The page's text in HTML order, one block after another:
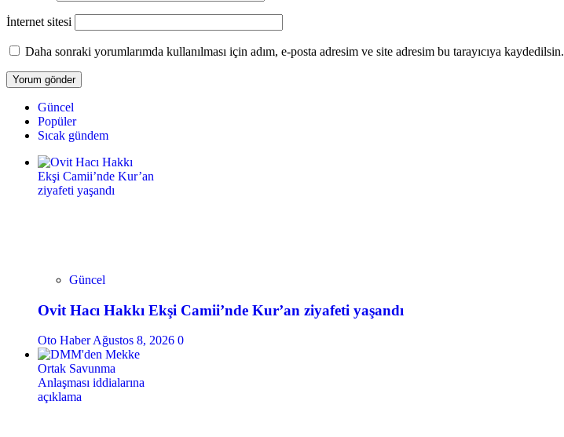
İnternet sitesi
Daha sonraki yorumlarımda kullanılması için adım, e-posta adresim ve site adresim bu tarayıcıya kaydedilsin.
Güncel
Popüler
Sıcak gündem
Güncel
Ovit Hacı Hakkı Ekşi Camii’nde Kur’an ziyafeti yaşandı
Oto HaberAğustos 8, 2026 0